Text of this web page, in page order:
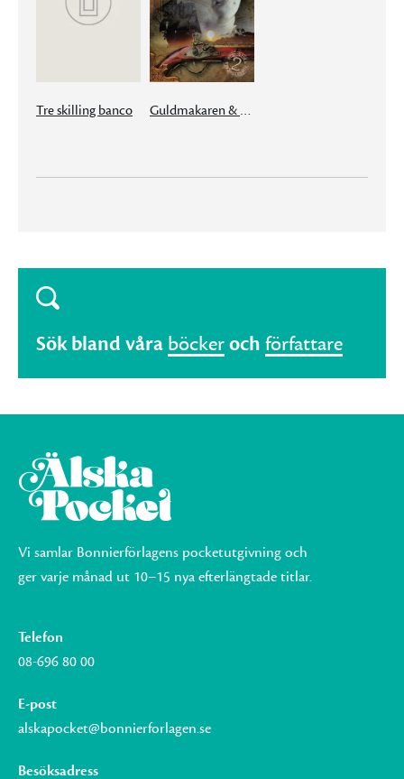
Tre skilling banco Guldmakaren & Häxmästaren
Sök bland våra böckeroch författare
Vi samlar Bonnierförlagens pocketutgivning och
ger varje månad ut 10–15 nya efterlängtade titlar.
Telefon
08-696 80 00
E-post
alskapocket@bonnierforlagen.se
Besöksadress